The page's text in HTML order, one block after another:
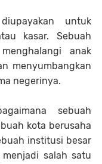
untuk
kasar. Sebuah
anak
menyumbangkan
negerinya.
sebuah
kota berusaha
institusi besar
menjadi salah satu